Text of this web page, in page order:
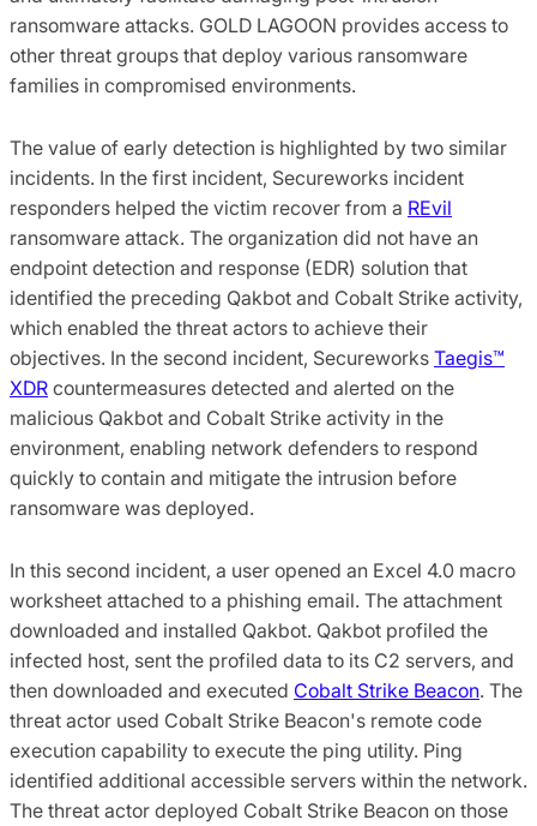
ransomware attacks. GOLD LAGOON provides access to
other threat groups that deploy various ransomware
families in compromised environments.
The value of early detection is highlighted by two similar
incidents. In the first incident, Secureworks incident
responders helped the victim recover from a REvil
ransomware attack. The organization did not have an
endpoint detection and response (EDR) solution that
identified the preceding Qakbot and Cobalt Strike activity,
which enabled the threat actors to achieve their
objectives. In the second incident, Secureworks Taegis™
XDR countermeasures detected and alerted on the
malicious Qakbot and Cobalt Strike activity in the
environment, enabling network defenders to respond
quickly to contain and mitigate the intrusion before
ransomware was deployed.
In this second incident, a user opened an Excel 4.0 macro
worksheet attached to a phishing email. The attachment
downloaded and installed Qakbot. Qakbot profiled the
infected host, sent the profiled data to its C2 servers, and
then downloaded and executed Cobalt Strike Beacon. The
threat actor used Cobalt Strike Beacon's remote code
execution capability to execute the ping utility. Ping
identified additional accessible servers within the network.
The threat actor deployed Cobalt Strike Beacon on those